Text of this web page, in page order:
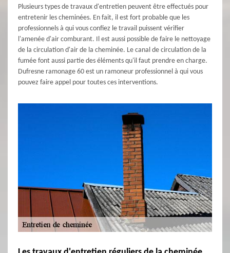
Plusieurs types de travaux d'entretien peuvent être effectués pour
entretenir les cheminées. En fait, il est fort probable que les
professionnels à qui vous confiez le travail puissent vérifier
l'amenée d'air comburant. Il est aussi possible de faire le nettoyage
de la circulation d'air de la cheminée. Le canal de circulation de la
fumée font aussi partie des éléments qu'il faut prendre en charge.
Dufresne ramonage 60 est un ramoneur professionnel à qui vous
pouvez faire appel pour toutes ces interventions.